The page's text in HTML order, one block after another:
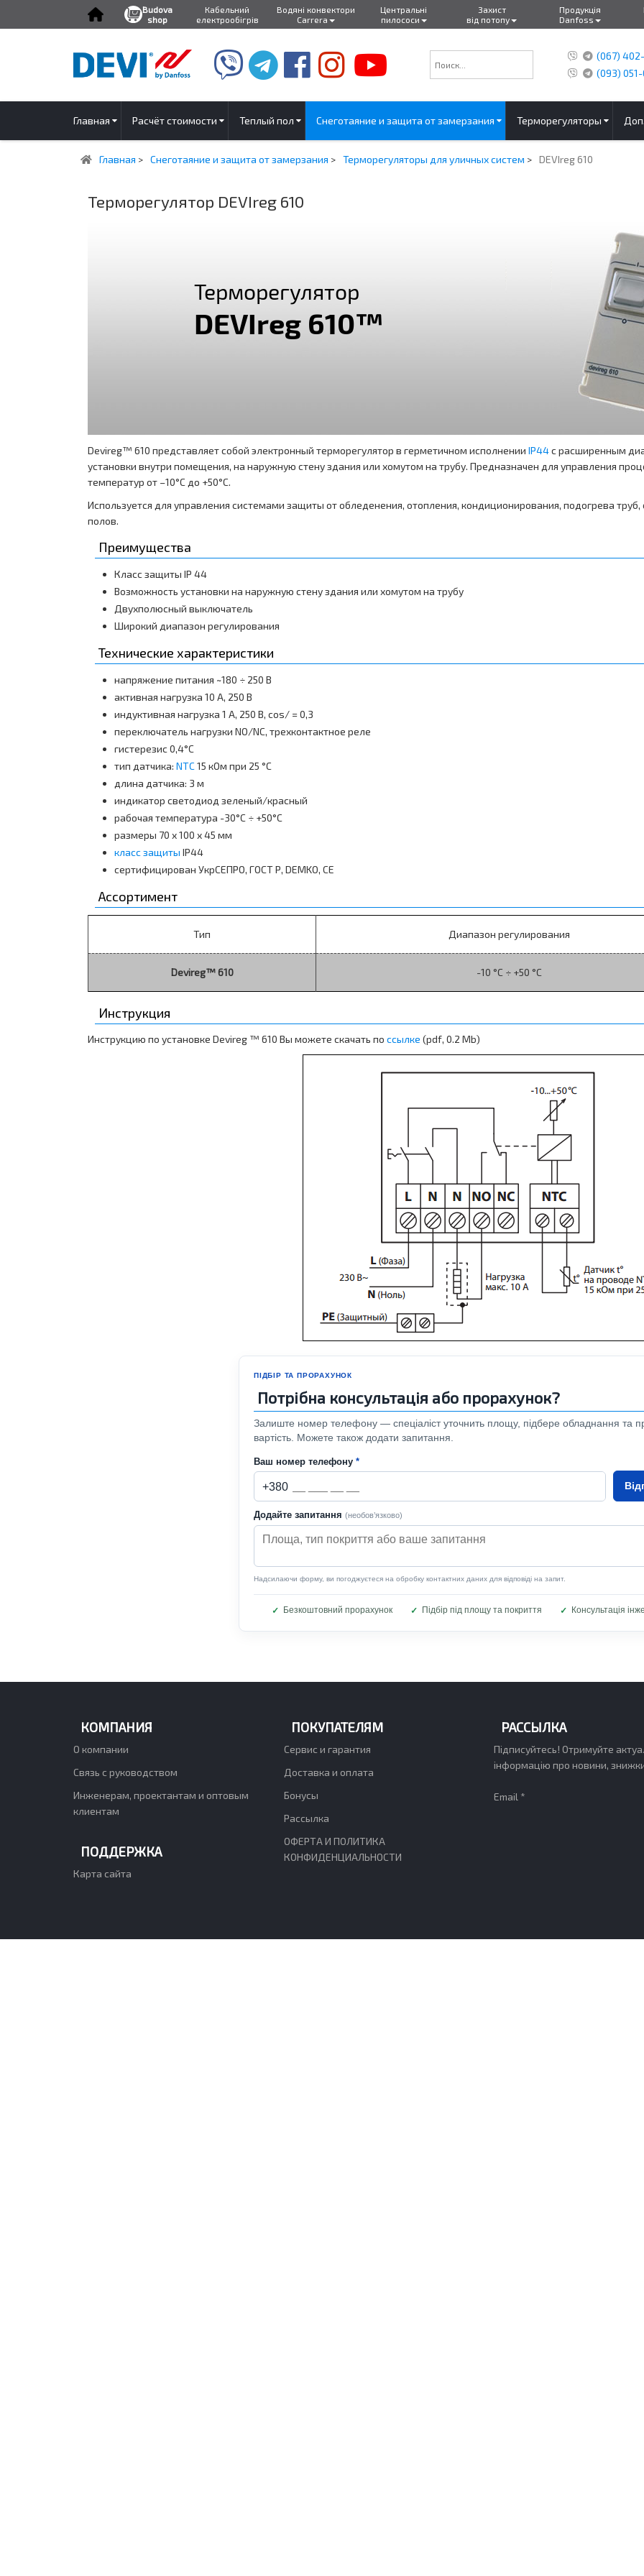
Budova
shop
Кабельний
електрообігрів
Водяні конвектори
Carrera
Центральні
пилососи
Захист
від потопу
Продукція
Danfoss
(067)
(093) 051-
Главная Расчёт стоимости Теплый пол Снеготаяние и защита от замерзания Терморегуляторы
Главная > Снеготаяние и защита от замерзания > Терморегуляторы для уличных систем > DEVIreg 610
Терморегулятор DEVIreg 610
Devireg™ 610 представляет собой электронный терморегулятор в герметичном исполнении IP44с расширенным
установки внутри помещения, на наружную стену здания или хомутом на трубу. Предназначен для управления
температур от –10°С до +50°С.
Используется для управления системами защиты от обледенения, отопления, кондиционирования, подогрева
полов.
Преимущества
Класс защиты IP 44
Возможность установки на наружную стену здания или хомутом на трубу
Двухполюсный выключатель
Широкий диапазон регулирования
Технические характеристики
напряжение питания ~180 ÷ 250 В
активная нагрузка 10 А, 250 В
индуктивная нагрузка 1 А, 250 В, cos/ = 0,3
переключатель нагрузки NO/NC, трехконтактное реле
гистерезис 0,4°С
тип датчика: NTC 15 кОм при 25 °С
длина датчика: 3 м
индикатор светодиод зеленый/красный
рабочая температура -30°С ÷ +50°C
размеры 70 х 100 х 45 мм
класс защиты IP44
сертифицирован УкрСЕПРО, ГОСТ Р, DEMKO, CE
Ассортимент
Тип Диапазон регулирования
Devireg™ 610 -10 °С ÷ +50 °С
Инструкция
Инструкцию по установке Devireg ™ 610 Вы можете скачать по ссылке (pdf, 0.2 Mb)
ПІДБІР ТА ПРОРАХУНОК
Потрібна консультація або прорахунок?
Залиште номер телефону — спеціаліст уточнить площу, підбере обладнання та
вартість. Можете також додати запитання.
Ваш номер телефону *
+380
Додайте запитання (необов’язково)
Надсилаючи форму, ви погоджуєтеся на обробку контактних даних для відповіді на запит.
Безкоштовний прорахунок Підбір під площу та покриття Консультація
КОМПАНИЯ
О компании
Связь с руководством
Инженерам, проектантам и оптовым
клиентам
ПОДДЕРЖКА
Карта сайта
ПОКУПАТЕЛЯМ
Сервис и гарантия
Доставка и оплата
Бонусы
Рассылка
ОФЕРТА И ПОЛИТИКА
КОНФИДЕНЦИАЛЬНОСТИ
РАССЫЛКА
Підписуйтесь! Отримуйте
інформацію про новини, знижки,
Email *